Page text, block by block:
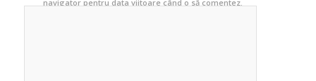
navigator pentru data viitoare când o să comentez.